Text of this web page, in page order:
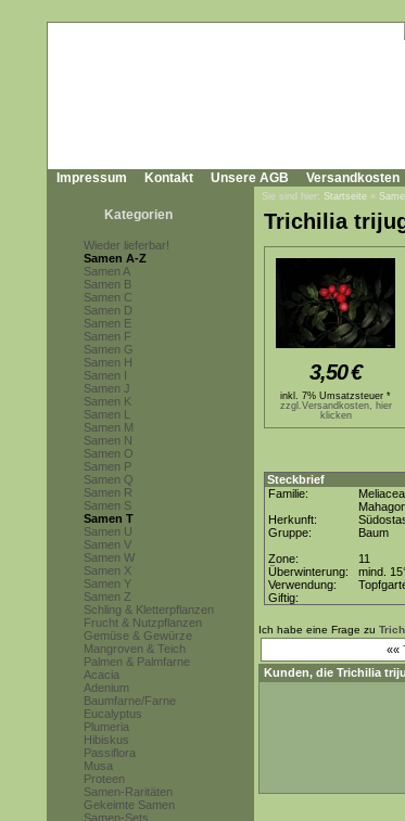
Impressum Kontakt Unsere AGB Versandkosten
Kategorien
Wieder lieferbar!
Samen A-Z
Samen A
Samen B
Samen C
Samen D
Samen E
Samen F
Samen G
Samen H
Samen I
Samen J
Samen K
Samen L
Samen M
Samen N
Samen O
Samen P
Samen Q
Samen R
Samen S
Samen T
Samen U
Samen V
Samen W
Samen X
Samen Y
Samen Z
Schling & Kletterpflanzen
Frucht & Nutzpflanzen
Gemüse & Gewürze
Mangroven & Teich
Palmen & Palmfarne
Acacia
Adenium
Baumfarne/Farne
Eucalyptus
Plumeria
Hibiskus
Passiflora
Musa
Proteen
Samen-Raritäten
Gekeimte Samen
Samen-Sets
Sie sind hier: Startseite »
Trichilia
3,50€
inkl. 7% Umsatzsteuer *
zzgl.Versandkosten, hier
klicken
Steckbrief
Familie:
Herkunft:
Gruppe:
Baum
Zone:
11
Überwinterung:
mind.
Verwendung:
Giftig:
Ich habe eine Frage zu
««
Kunden, die Trichilia